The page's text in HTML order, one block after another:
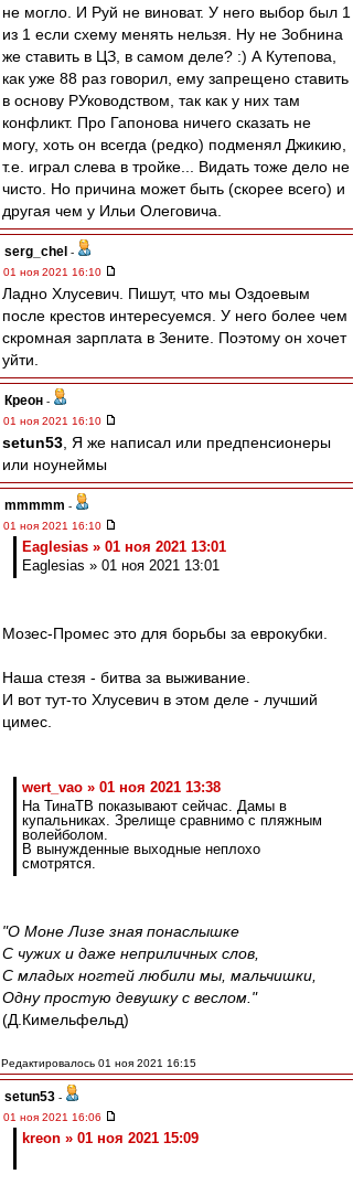
не могло. И Руй не виноват. У него выбор был 1
из 1 если схему менять нельзя. Ну не Зобнина
же ставить в ЦЗ, в самом деле? :) А Кутепова,
как уже 88 раз говорил, ему запрещено ставить
в основу РУководством, так как у них там
конфликт. Про Гапонова ничего сказать не
могу, хоть он всегда (редко) подменял Джикию,
т.е. играл слева в тройке... Видать тоже дело не
чисто. Но причина может быть (скорее всего) и
другая чем у Ильи Олеговича.
serg_chel -
01 ноя 2021 16:10
Ладно Хлусевич. Пишут, что мы Оздоевым
после крестов интересуемся. У него более чем
скромная зарплата в Зените. Поэтому он хочет
уйти.
Креон -
01 ноя 2021 16:10
setun53 , Я же написал или предпенсионеры
или ноунеймы
mmmmm -
01 ноя 2021 16:10
Eaglesias » 01 ноя 2021 13:01
Eaglesias » 01 ноя 2021 13:01
Мозес-Промес это для борьбы за еврокубки.
Наша стезя - битва за выживание.
И вот тут-то Хлусевич в этом деле - лучший
цимес.
wert_vao » 01 ноя 2021 13:38
На ТинаТВ показывают сейчас. Дамы в
купальниках. Зрелище сравнимо с пляжным
волейболом.
В вынужденные выходные неплохо
смотрятся.
"О Моне Лизе зная понаслышке
С чужих и даже неприличных слов,
С младых ногтей любили мы, мальчишки,
Одну простую девушку с веслом."
(Д.Кимельфельд)
Редактировалось 01 ноя 2021 16:15
setun53 -
01 ноя 2021 16:06
kreon » 01 ноя 2021 15:09